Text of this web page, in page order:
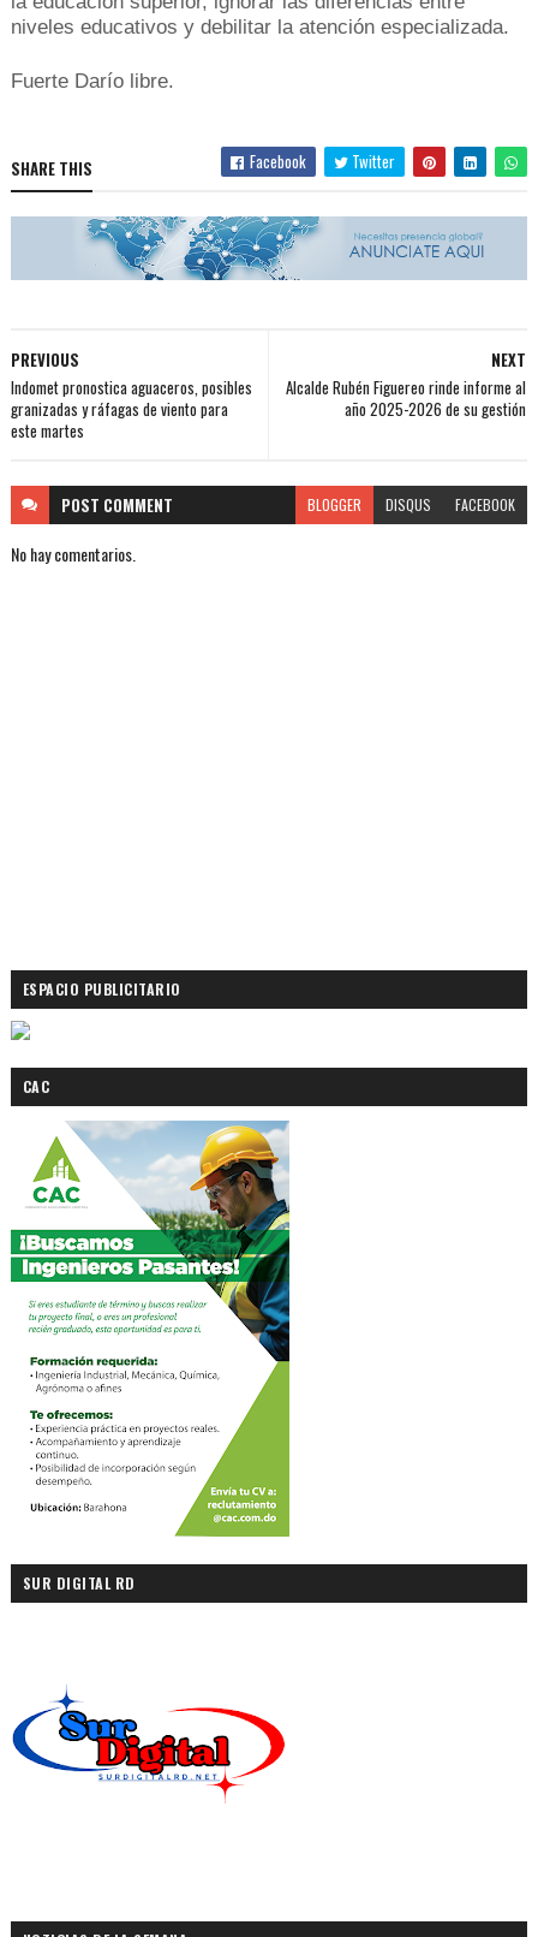
niveles educativos y debilitar la atención especializada.
Fuerte Darío libre.
SHARE THIS Facebook Twitter
NEXT
Alcalde Rubén Figuereo rinde informe al
año 2025-2026 de su gestión
PREVIOUS
Indomet pronostica aguaceros, posibles
granizadas y ráfagas de viento para
este martes
POST COMMENT BLOGGER DISQUS FACEBOOK
No hay comentarios.
ESPACIO PUBLICITARIO
CAC
SUR DIGITAL RD